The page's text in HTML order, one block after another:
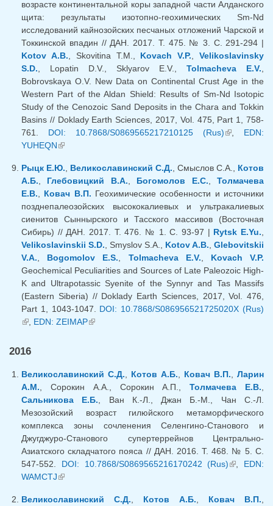
возрасте континентальной коры западной части Алданского
щита: результаты изотопно-геохимических Sm-Nd
исследований кайнозойских песчаных отложений Чарской и
Токкинской впадин // ДАН. 2017. Т. 475. № 3. С. 291-294 |
Kotov A.B. , Skovitina T.M., Kovach V.P. ,Velikoslavinsky
S.D. , Lopatin D.V., Sklyarov E.V., Tolmacheva E.V.
Bobrovskaya O.V. New Data on Continental Crust Age in the
Western Part of the Aldan Shield: Results of Sm-Nd Isotopic
Study of the Cenozoic Sand Deposits in the Chara and Tokkin
Basins // Doklady Earth Sciences, 2017, Vol. 475, Part 1, 758-
761. DOI: 10.7868/S0869565217210125 (Rus)(внешняя
EDN:
YUHEQN(внешняя ссылка)
Рыцк Е.Ю. Великославинский С.Д. , Смыслов С.А., Котов
А.Б.
Глебовицкий В.А. Богомолов Е.С. ,Толмачева
Е.В.
Ковач В.П. Геохимические особенности и источники
позднепалеозойских высококалиевых и ультракалиевых
сиенитов Сыннырского и Тасского массивов (Восточная
Сибирь) // ДАН. 2017. Т. 476. № 1. С. 93-97 | Rytsk E.Yu.
Velikoslavinskii S.D. , Smyslov S.A., Kotov A.B. Glebovitskii
V.A.
Bogomolov E.S. Tolmacheva E.V.
Kovach V.P.
Geochemical Peculiarities and Sources of Late Paleozoic High-
K and Ultrapotassic Syenite of the Synnyr and Tas Massifs
(Eastern Siberia) // Doklady Earth Sciences, 2017, Vol. 476,
Part 1, 1043-1047. DOI: 10.7868/S086956521725020X (Rus)
(внешняя ссылка)
EDN: ZEIMAP(внешняя ссылка)
2016
Великославинский С.Д. Котов А.Б. Ковач В.П.
Ларин
А.М. , Сорокин А.А., Сорокин А.П.,Толмачева Е.В.
Сальникова Е.Б. , Ван К.-Л., Джан Б.-М., Чан С.-Л.
Мезозойский возраст гилюйского метаморфического
комплекса зоны сочленения Селенгино-Станового и
Джугджуро-Станового супертеррейнов Центрально-
Азиатского складчатого пояса // ДАН. 2016. Т. 468. № 5. С.
547-552. DOI: 10.7868/S0869565216170242 (Rus)(внешняя
EDN:
WAMCTJ(внешняя ссылка)
Великославинский С.Д. Котов А.Б. Ковач В.П.